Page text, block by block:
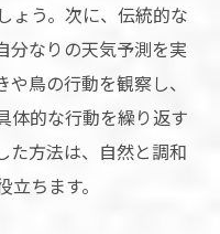
ょう。次に、伝統的な
分なりの天気予測を実
鳥の行動を観察し、
体的な行動を繰り返す
た方法は、自然と調和
ちます。